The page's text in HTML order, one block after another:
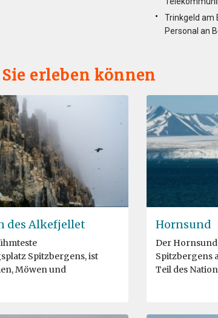
Trinkgeld am
Personal an
erleben können
des Alkefjellet
Spitzbergens, ist
Möwen und
Hornsund
Der Hornsund
Spitzbergens
Teil des